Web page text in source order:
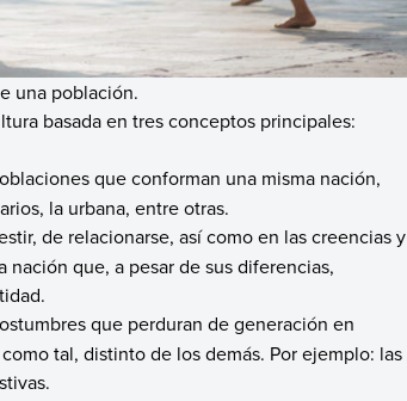
una población.
basada en tres conceptos principales:
que conforman una misma nación,
la urbana, entre otras.
de relacionarse, así como en las creencias y
que, a pesar de sus diferencias,
que perduran de generación en
tal, distinto de los demás. Por ejemplo: las